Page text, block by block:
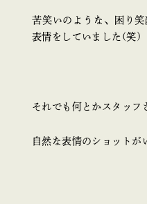
苦笑いのような、困り
表情をしていました(笑)
それでも何とかスタッフ
自然な表情のショットが